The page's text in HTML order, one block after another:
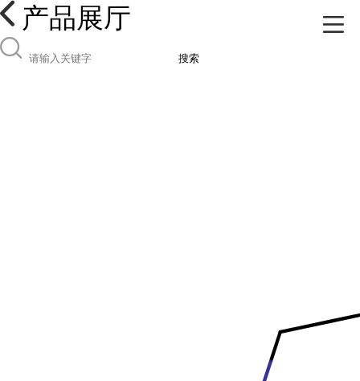
产品展厅
搜索